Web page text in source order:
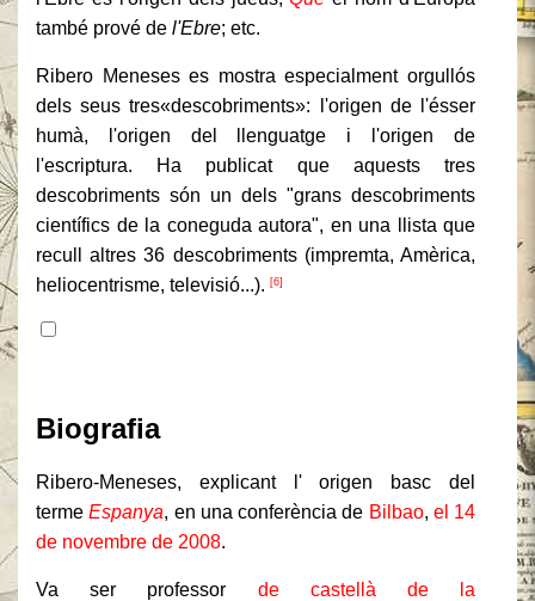
també prové de l'Ebre; etc.
Ribero Meneses es mostra especialment orgullós
dels seus tres«descobriments»: l'origen de l'ésser
humà, l'origen del llenguatge i l'origen de
l'escriptura. Ha publicat que aquests tres
descobriments són un dels "grans descobriments
científics de la coneguda autora", en una llista que
recull altres 36 descobriments (impremta, Amèrica,
heliocentrisme, televisió...). [6]
Biografia
Ribero-Meneses, explicant l' origen basc del
termeEspanya, en una conferència de Bilbao, el 14
de novembre de 2008.
Va ser professor de castellà de la